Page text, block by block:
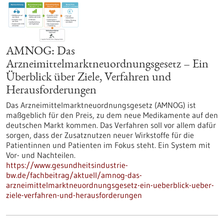
AMNOG: Das
Arzneimittelmarktneuordnungsgesetz – Ein
Überblick über Ziele, Verfahren und
Herausforderungen
Das Arzneimittelmarktneuordnungsgesetz (AMNOG) ist
maßgeblich für den Preis, zu dem neue Medikamente auf den
deutschen Markt kommen. Das Verfahren soll vor allem dafür
sorgen, dass der Zusatznutzen neuer Wirkstoffe für die
Patientinnen und Patienten im Fokus steht. Ein System mit
Vor- und Nachteilen.
https://www.gesundheitsindustrie-
bw.de/fachbeitrag/aktuell/amnog-das-
arzneimittelmarktneuordnungsgesetz-ein-ueberblick-ueber-
ziele-verfahren-und-herausforderungen